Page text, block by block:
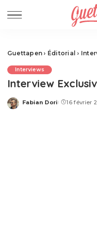
Guettapen › Éditorial ›
Interviews
Interview
Posted
Fabian Dori 16 février